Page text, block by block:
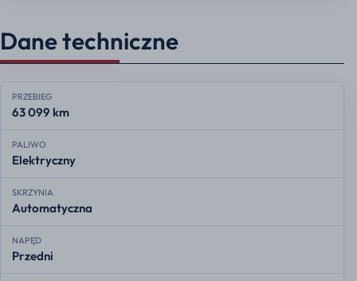
Dane techniczne
PRZEBIEG
63 099 km
PALIWO
Elektryczny
SKRZYNIA
Automatyczna
NAPĘD
Przedni